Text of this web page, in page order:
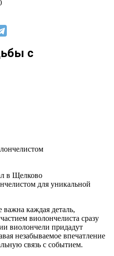
с
в Щелково
для уникальной
каждая деталь,
виолончелиста сразу
виолончели придадут
незабываемое впечатление
связь с событием.